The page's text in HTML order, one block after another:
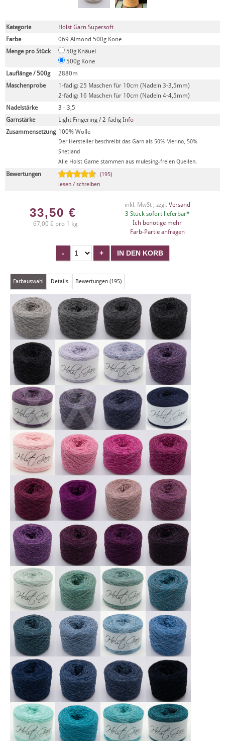
Kategorie
Holst Garn Supersoft
Farbe
069 Almond 500g Kone
Menge pro Stück
50g Knäuel
500g Kone
Lauflänge / 500g
2880m
Maschenprobe
1-fädig: 25 Maschen für 10cm (Nadeln 3-3,5mm)
2-fädig: 16 Maschen für 10cm (Nadeln 4-4,5mm)
Nadelstärke
3 - 3,5
Garnstärke
Light Fingering / 2-fädig Info
Zusammensetzung 100% Wolle
Der Hersteller beschreibt das Garn als 50% Merino, 50%
Shetland
Alle Holst Garne stammen aus mulesing-freien Quellen.
Bewertungen
(195)
lesen / schreiben
33,50 €
67,00 € pro 1 kg
inkl. MwSt , zzgl. Versand
3 Stück sofort lieferbar*
Ich benötige mehr
Farb-Partie anfragen
Farbauswahl Details Bewertungen (195)
X
X X
X
X
X